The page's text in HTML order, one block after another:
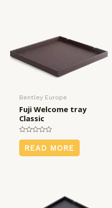
Bentley Europe
Fuji Welcome tray
Classic
Rated
out
of
READ MORE